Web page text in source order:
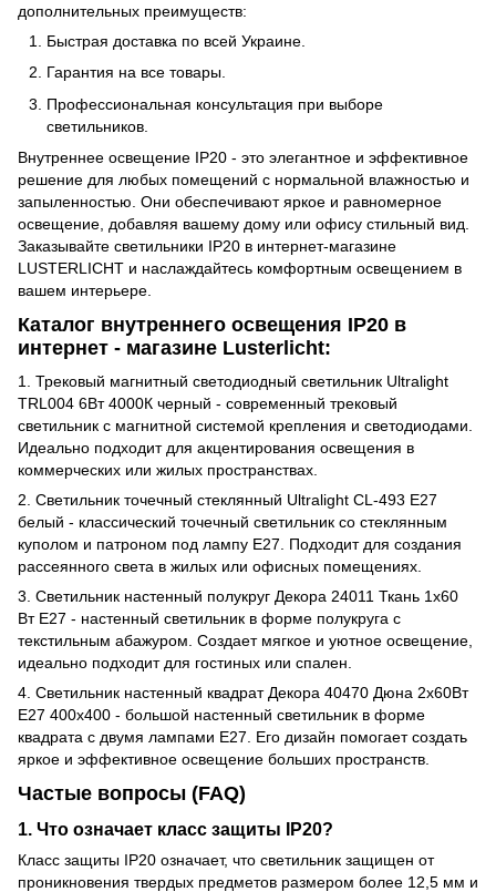
дополнительных преимуществ:
Быстрая доставка по всей Украине.
Гарантия на все товары.
Профессиональная консультация при выборе
светильников.
Внутреннее освещение IP20 - это элегантное и эффективное
решение для любых помещений с нормальной влажностью и
запыленностью. Они обеспечивают яркое и равномерное
освещение, добавляя вашему дому или офису стильный вид.
Заказывайте светильники IP20 в интернет-магазине
LUSTERLICHT и наслаждайтесь комфортным освещением в
вашем интерьере.
Каталог внутреннего освещения IP20 в
интернет - магазине Lusterlicht:
1. Трековый магнитный светодиодный светильник Ultralight
TRL004 6Вт 4000К черный - современный трековый
светильник с магнитной системой крепления и светодиодами.
Идеально подходит для акцентирования освещения в
коммерческих или жилых пространствах.
2. Светильник точечный стеклянный Ultralight CL-493 Е27
белый - классический точечный светильник со стеклянным
куполом и патроном под лампу Е27. Подходит для создания
рассеянного света в жилых или офисных помещениях.
3. Светильник настенный полукруг Декора 24011 Ткань 1х60
Вт Е27 - настенный светильник в форме полукруга с
текстильным абажуром. Создает мягкое и уютное освещение,
идеально подходит для гостиных или спален.
4. Светильник настенный квадрат Декора 40470 Дюна 2х60Вт
Е27 400х400 - большой настенный светильник в форме
квадрата с двумя лампами Е27. Его дизайн помогает создать
яркое и эффективное освещение больших пространств.
Частые вопросы (FAQ)
1. Что означает класс защиты IP20?
Класс защиты IP20 означает, что светильник защищен от
проникновения твердых предметов размером более 12,5 мм и